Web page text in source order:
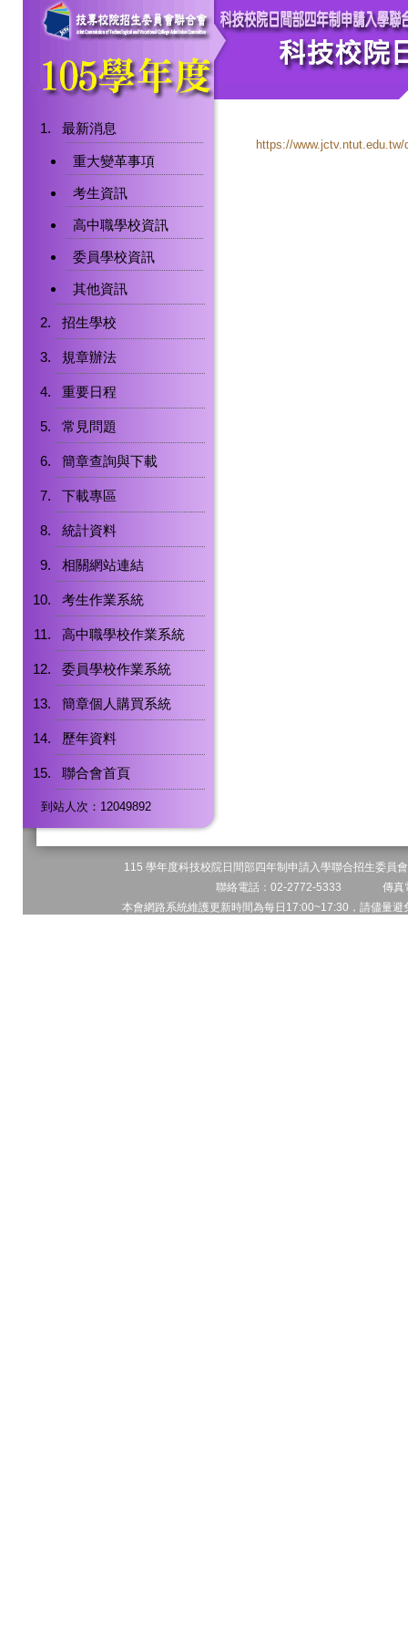
最新消息
重大變革事項
考生資訊
高中職學校資訊
委員學校資訊
其他資訊
招生學校
規章辦法
重要日程
常見問題
簡章查詢與下載
下載專區
統計資料
相關網站連結
考生作業系統
高中職學校作業系統
委員學校作業系統
簡章個人購買系統
歷年資料
聯合會首頁
到站人次：12049892
https://
115 學年度科技校院日間部四年制申請入學聯合招生委
聯絡電話：02-2772-5333 傳
本會網路系統維護更新時間為每日17:00~17:30，請儘量